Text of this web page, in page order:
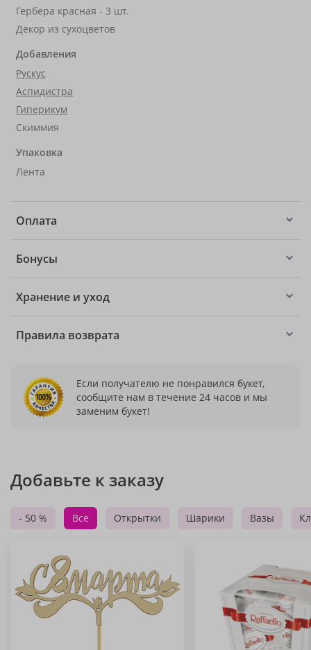
Гербера красная - 3 шт.
Декор из сухоцветов
Добавления
Рускус
Аспидистра
Гиперикум
Скиммия
Упаковка
Лента
Оплата
Бонусы
Хранение и уход
Правила возврата
Если получателю не понравился букет,
сообщите нам в течение 24 часов и мы
заменим букет!
Добавьте к заказу
- 50 % Все Открытки Шарики Вазы